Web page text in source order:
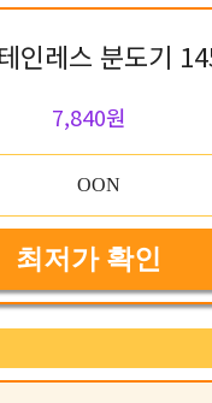
인레스 분도기
7,840원
최저가 확인